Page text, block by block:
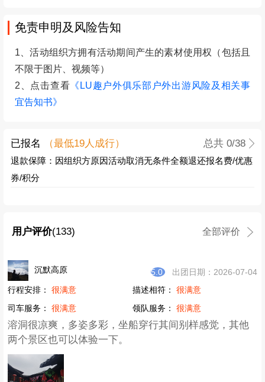
免责申明及风险告知
1、活动组织方拥有活动期间产生的素材使用权（包括且
不限于图片、视频等）
2、点击查看 《LU趣户外俱乐部户外出游风险及相关事
宜告知书》
已报名 （最低19人成行） 总共0/38
退款保障：因组织方原因活动取消无条件全额退还报名费/优惠
券/积分
用户评价(133) 全部评价
沉默高原 5.0
出团日期：2026-07-04
行程安排：很满意 描述相符： 很满意
司车服务：很满意 领队服务： 很满意
溶洞很凉爽，多姿多彩，坐船穿行其间别样感觉，其他
两个景区也可以体验一下。